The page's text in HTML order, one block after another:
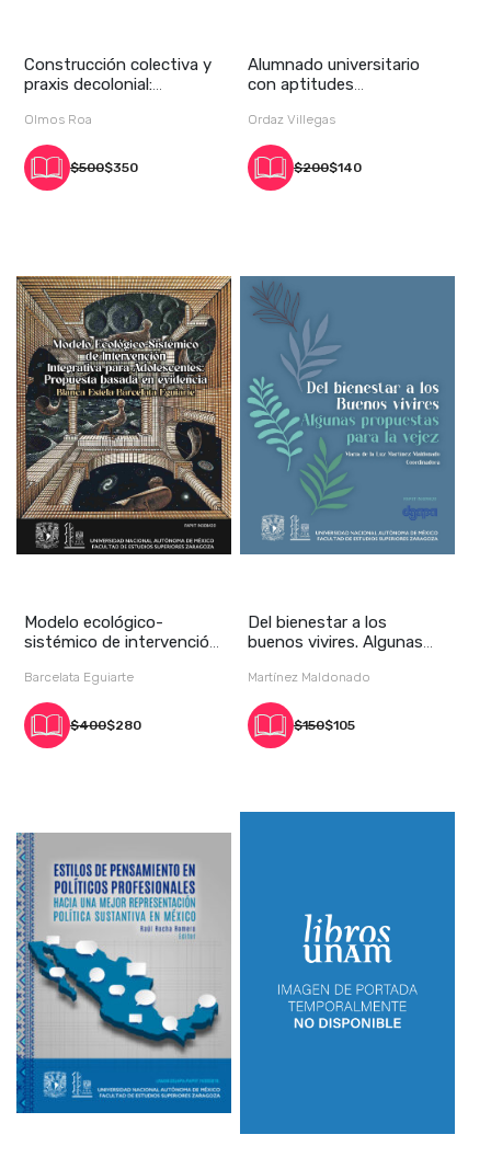
Construcción colectiva y
praxis decolonial:
Olmos Roa
$500$350
Alumnado universitario
con aptitudes
Ordaz Villegas
$200$140
Modelo ecológico-
sistémico de intervención
Barcelata Eguiarte
$400$280
Del bienestar a los
buenos vivires. Algunas
Martínez Maldonado
$150$105